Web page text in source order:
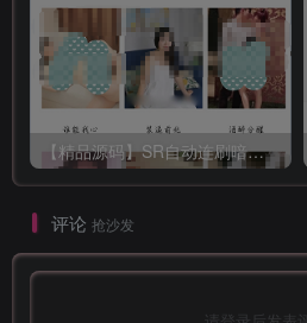
【精品源码】SR自动连刷暗雷lei
评论 抢沙发